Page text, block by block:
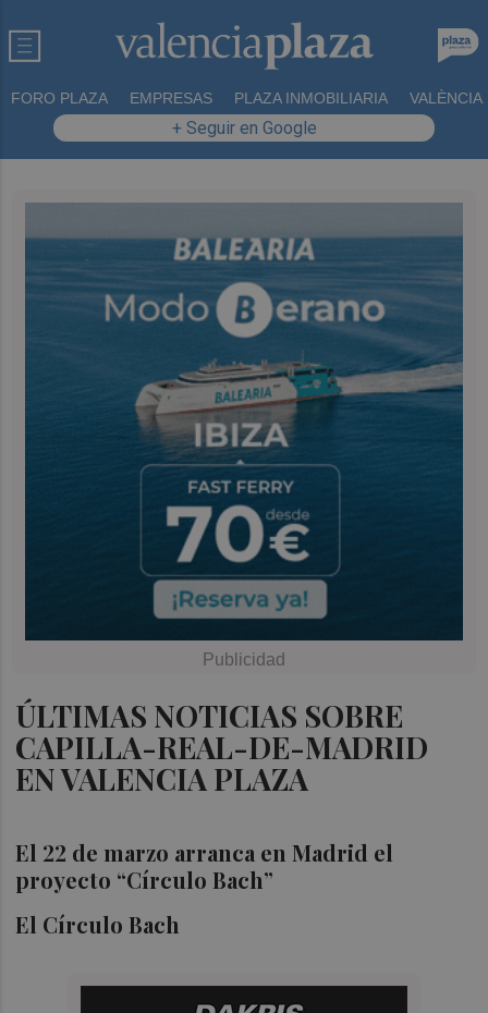
FORO PLAZA EMPRESAS PLAZA INMOBILIARIA VALÈNCIA
+ Seguir en Google
ÚLTIMAS NOTICIAS SOBRE
CAPILLA-REAL-DE-MADRID
EN VALENCIA PLAZA
El 22 de marzo arranca en Madrid el
proyecto “Círculo Bach”
El Círculo Bach